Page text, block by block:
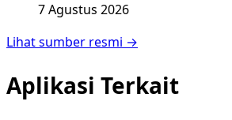
7 Agustus 2026
Lihat sumber resmi →
Aplikasi Terkait